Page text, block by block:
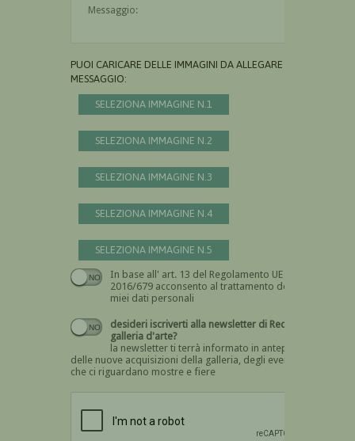
PUOI CARICARE DELLE IMMAGINI DA ALLEGARE AL
MESSAGGIO:
SELEZIONA IMMAGINE N.1
SELEZIONA IMMAGINE N.2
SELEZIONA IMMAGINE N.3
SELEZIONA IMMAGINE N.4
SELEZIONA IMMAGINE N.5
In base all' art. 13 del Regolamento UE n.
2016/679 acconsento al trattamento dei
miei dati personali
Devi dare il consenso
desideri iscriverti alla newsletter di Recta
galleria d'arte?
la newsletter ti terrà informato in anteprima
delle nuove acquisizioni della galleria, degli eventi
che ci riguardano mostre e fiere